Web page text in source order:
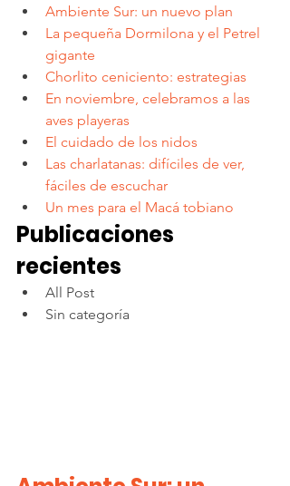
Ambiente Sur: un nuevo plan
La pequeña Dormilona y el Petrel
gigante
Chorlito ceniciento: estrategias
En noviembre, celebramos a las
aves playeras
El cuidado de los nidos
Las charlatanas: difíciles de ver,
fáciles de escuchar
Un mes para el Macá tobiano
Publicaciones
recientes
All Post
Sin categoría